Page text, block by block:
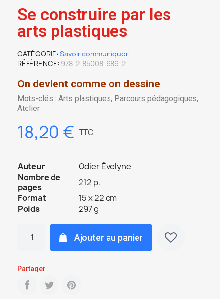
Se construire par les
arts plastiques
CATÉGORIE Savoir communiquer
RÉFÉRENCE 978-2-85008-689-2
On devient comme on dessine
Mots-clés : Arts plastiques, Parcours pédagogiques,
Atelier
18,20 € TTC
Auteur
Odier Évelyne
Nombre de
pages
212 p.
Format
15 x 22 cm
Poids
297 g
Ajouter au panier
Partager